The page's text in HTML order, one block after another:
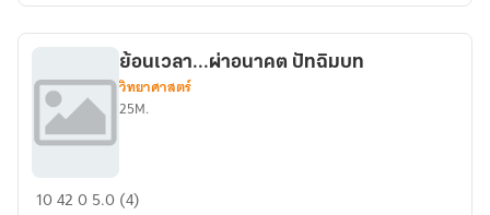
ย้อน
ย้อนเวลา...ผ่าอนาคต ปัทฉิมบท
วิทยาศาสตร์
25M.
104205.0 (4)